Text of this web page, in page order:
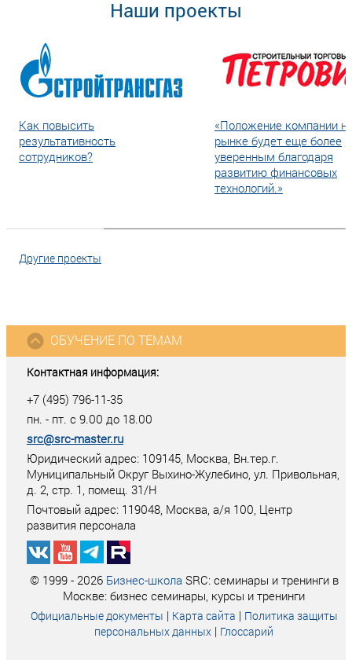
Наши проекты
Как повысить
результативность
сотрудников?
«Положение компании
рынке будет еще более
уверенным благодаря
развитию финансовых
технологий.»
Другие проекты
Контактная информация:
+7 (495) 796-11-35
пн. - пт. с 9.00 до 18.00
src@src-master.ru
Юридический адрес: 109145, Москва, Вн.тер.г.
Муниципальный Округ Выхино-Жулебино, ул. Привольная,
д. 2, стр. 1, помещ. 31/Н
Почтовый адрес: 119048, Москва, а/я 100, Центр
развития персонала
ОБУЧЕНИЕ ПО ТЕМАМ
© 1999 - 2026 Бизнес-школа SRC: семинары и тренинги в
Москве: бизнес семинары, курсы и тренинги
Официальные документы | Карта сайта | Политика защиты
персональных данных | Глоссарий